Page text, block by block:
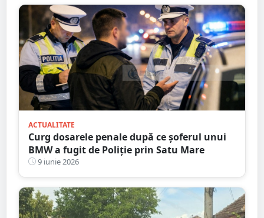
ACTUALITATE
Curg dosarele penale după ce șoferul unui
BMW a fugit de Poliție prin Satu Mare
9 iunie 2026